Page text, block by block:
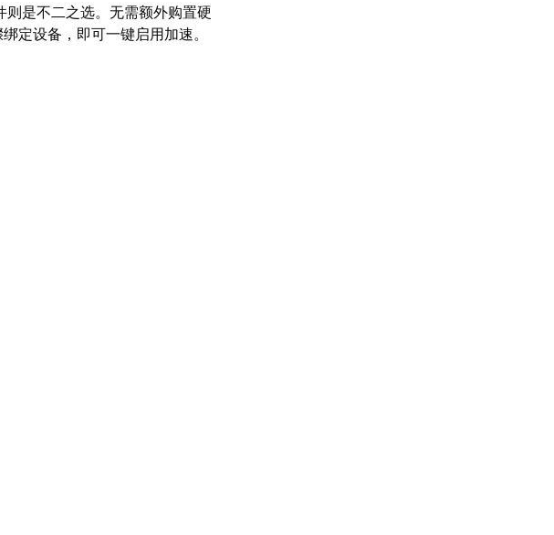
是不二之选。无需额外购置硬
定设备，即可一键启用加速。